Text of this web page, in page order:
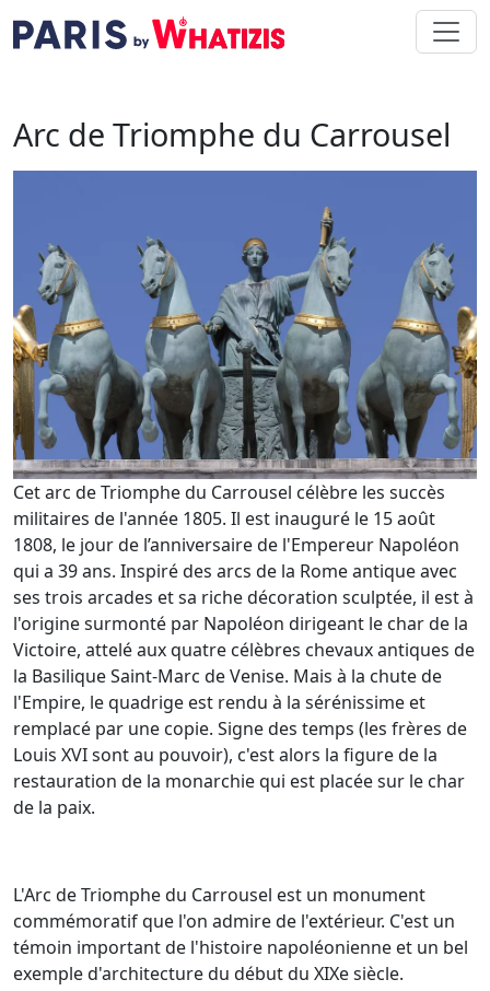
Aller au contenu principal
Arc de Triomphe du Carrousel
Cet arc de Triomphe du Carrousel célèbre les succès
militaires de l'année 1805. Il est inauguré le 15 août
1808, le jour de l’anniversaire de l'Empereur Napoléon
qui a 39 ans. Inspiré des arcs de la Rome antique avec
ses trois arcades et sa riche décoration sculptée, il est à
l'origine surmonté par Napoléon dirigeant le char de la
Victoire, attelé aux quatre célèbres chevaux antiques de
la Basilique Saint-Marc de Venise. Mais à la chute de
l'Empire, le quadrige est rendu à la sérénissime et
remplacé par une copie. Signe des temps (les frères de
Louis XVI sont au pouvoir), c'est alors la figure de la
restauration de la monarchie qui est placée sur le char
de la paix.
L'Arc de Triomphe du Carrousel est un monument
commémoratif que l'on admire de l'extérieur. C'est un
témoin important de l'histoire napoléonienne et un bel
exemple d'architecture du début du XIXe siècle.